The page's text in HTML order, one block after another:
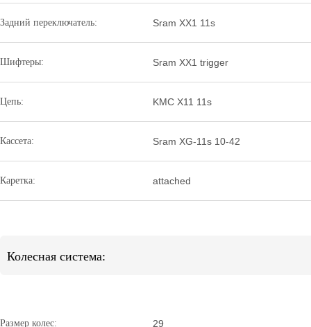
Задний переключатель: Sram XX1 11s
Шифтеры: Sram XX1 trigger
Цепь: KMC X11 11s
Кассета: Sram XG-11s 10-42
Каретка: attached
Колесная система:
Размер колес: 29